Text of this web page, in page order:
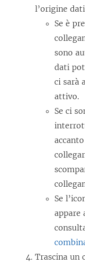
l’origine
Se è
sono
dati
ci sarà
attivo.
Se ci
Se
appare
Trascina un